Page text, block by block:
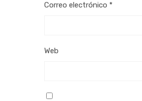
Correo electrónico *
Web